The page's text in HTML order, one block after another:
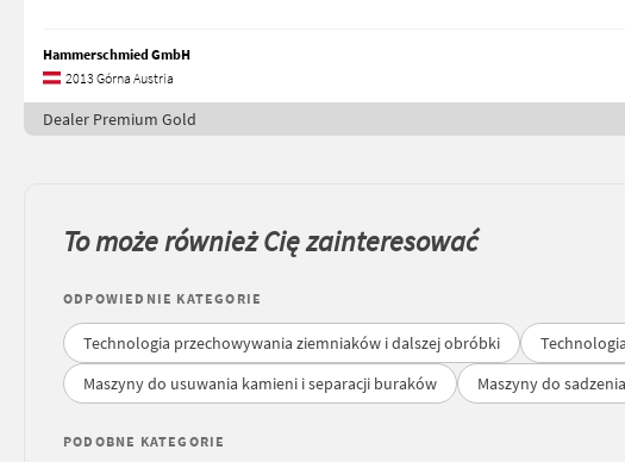
Hammerschmied GmbH
2013 Górna Austria
Dealer Premium Gold
To może również Cię zainteresować
ODPOWIEDNIE KATEGORIE
Technologia przechowywania ziemniaków i dalszej obróbki
Maszyny do usuwania kamieni i separacji buraków
Maszyny do
PODOBNE KATEGORIE